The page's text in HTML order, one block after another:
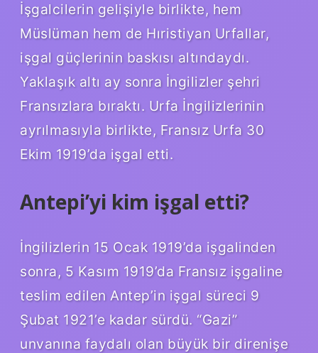
İşgalcilerin gelişiyle birlikte, hem
Müslüman hem de Hıristiyan Urfallar,
işgal güçlerinin baskısı altındaydı.
Yaklaşık altı ay sonra İngilizler şehri
Fransızlara bıraktı. Urfa İngilizlerinin
ayrılmasıyla birlikte, Fransız Urfa 30
Ekim 1919’da işgal etti.
Antepi’yi kim işgal etti?
İngilizlerin 15 Ocak 1919’da işgalinden
sonra, 5 Kasım 1919’da Fransız işgaline
teslim edilen Antep’in işgal süreci 9
Şubat 1921’e kadar sürdü. “Gazi”
unvanına faydalı olan büyük bir direnişe